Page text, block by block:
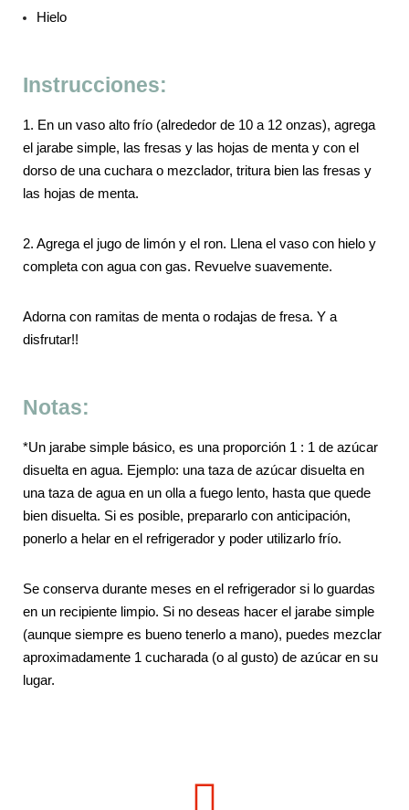
Hielo
Instrucciones:
1. En un vaso alto frío (alrededor de 10 a 12 onzas), agrega
el jarabe simple, las fresas y las hojas de menta y con el
dorso de una cuchara o mezclador, tritura bien las fresas y
las hojas de menta.
2. Agrega el jugo de limón y el ron. Llena el vaso con hielo y
completa con agua con gas. Revuelve suavemente.
Adorna con ramitas de menta o rodajas de fresa. Y a
disfrutar!!
Notas:
*Un jarabe simple básico, es una proporción 1 : 1 de azúcar
disuelta en agua. Ejemplo: una taza de azúcar disuelta en
una taza de agua en un olla a fuego lento, hasta que quede
bien disuelta. Si es posible, prepararlo con anticipación,
ponerlo a helar en el refrigerador y poder utilizarlo frío.
Se conserva durante meses en el refrigerador si lo guardas
en un recipiente limpio. Si no deseas hacer el jarabe simple
(aunque siempre es bueno tenerlo a mano), puedes mezclar
aproximadamente 1 cucharada (o al gusto) de azúcar en su
lugar.